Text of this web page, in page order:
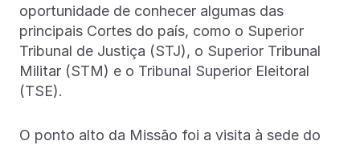
oportunidade de conhecer algumas das
principais Cortes do país, como o Superior
Tribunal de Justiça (STJ), o Superior Tribunal
Militar (STM) e o Tribunal Superior Eleitoral
(TSE).
O ponto alto da Missão foi a visita à sede do